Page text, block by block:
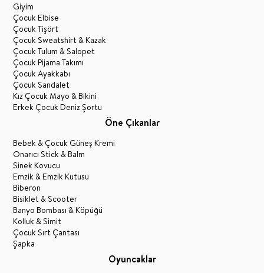
Giyim
Çocuk Elbise
Çocuk Tişört
Çocuk Sweatshirt & Kazak
Çocuk Tulum & Salopet
Çocuk Pijama Takımı
Çocuk Ayakkabı
Çocuk Sandalet
Kız Çocuk Mayo & Bikini
Erkek Çocuk Deniz Şortu
Öne Çıkanlar
Bebek & Çocuk Güneş Kremi
Onarıcı Stick & Balm
Sinek Kovucu
Emzik & Emzik Kutusu
Biberon
Bisiklet & Scooter
Banyo Bombası & Köpüğü
Kolluk & Simit
Çocuk Sırt Çantası
Şapka
Oyuncaklar